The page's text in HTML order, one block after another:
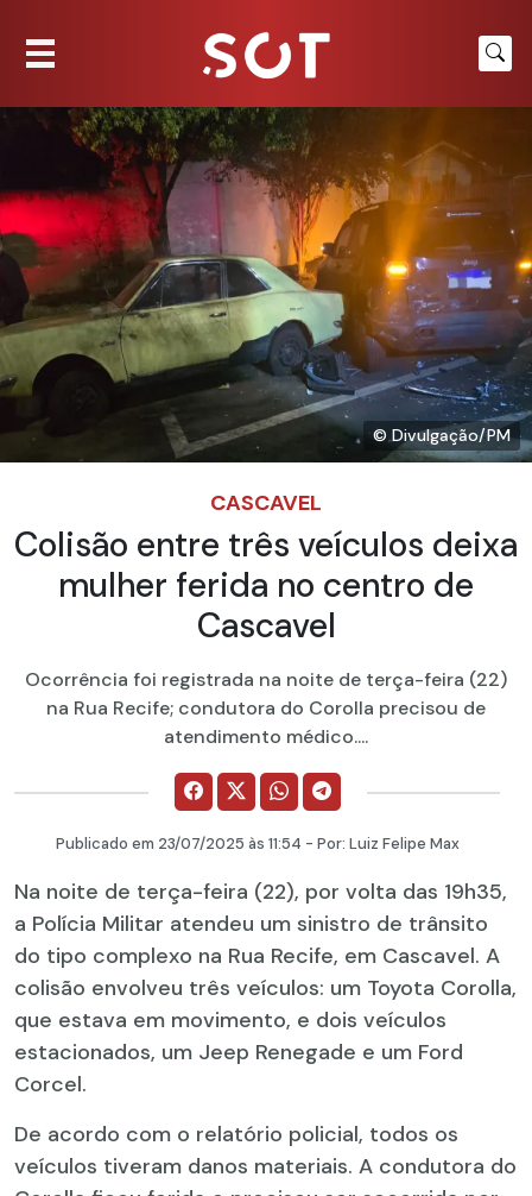
© Divulgação/PM
CASCAVEL
Colisão entre três veículos deixa
mulher ferida no centro de
Cascavel
Ocorrência foi registrada na noite de terça-feira (22)
na Rua Recife; condutora do Corolla precisou de
atendimento médico....
Publicado em 23/07/2025 às 11:54 - Por: Luiz Felipe Max
Na noite de terça-feira (22), por volta das 19h35,
a Polícia Militar atendeu um sinistro de trânsito
do tipo complexo na Rua Recife, em Cascavel. A
colisão envolveu três veículos: um Toyota Corolla,
que estava em movimento, e dois veículos
estacionados, um Jeep Renegade e um Ford
Corcel.
De acordo com o relatório policial, todos os
veículos tiveram danos materiais. A condutora do